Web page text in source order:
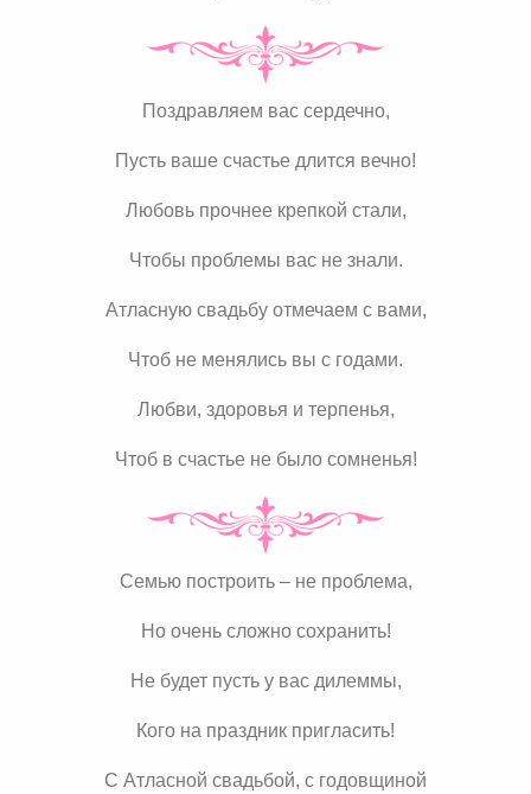
Поздравляем вас сердечно,
Пусть ваше счастье длится вечно!
Любовь прочнее крепкой стали,
Чтобы проблемы вас не знали.
Атласную свадьбу отмечаем с вами,
Чтоб не менялись вы с годами.
Любви, здоровья и терпенья,
Чтоб в счастье не было сомненья!
Семью построить – не проблема,
Но очень сложно сохранить!
Не будет пусть у вас дилеммы,
Кого на праздник пригласить!
С Атласной свадьбой, с годовщиной